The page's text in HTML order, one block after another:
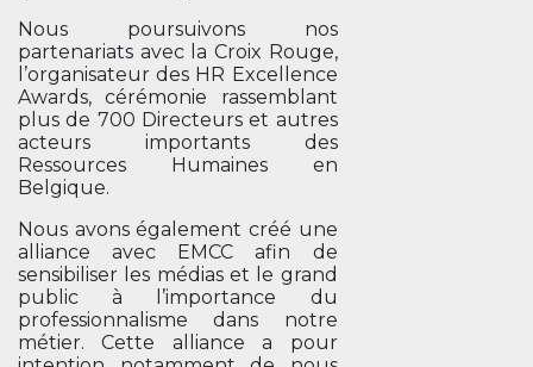
Nous poursuivons nos
partenariats avec la Croix Rouge,
l’organisateur des HR Excellence
Awards, cérémonie rassemblant
plus de 700 Directeurs et autres
acteurs importants des
Ressources Humaines en
Belgique.
Nous avons également créé une
alliance avec EMCC afin de
sensibiliser les médias et le grand
public à l’importance du
professionnalisme dans notre
métier. Cette alliance a pour